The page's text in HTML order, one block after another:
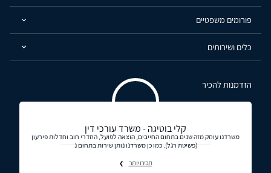
פורומים משפטיים
כלים ושירותים
הזדמנות להכיר
קלי בוטיגה - משרד עורכי דין
משרדנו עוסק מזה שנים בתחום החייבים, הוצאה לפועל, הסדרי חוב וחדלות פירעון
(פשיטת רגל). כמו כן משרדנו נותן שירות בתחום נ
תכירו יותר